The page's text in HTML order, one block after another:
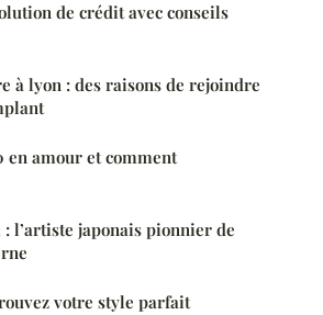
de crédit avec conseils
à lyon : des raisons de rejoindre
en amour et comment
l’artiste japonais pionnier de
votre style parfait